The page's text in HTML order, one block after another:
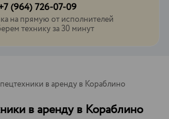
(964) 726-07-09
на прямую от исполнителей
технику за 30 минут
в аренду в Кораблино
в аренду в Кораблино